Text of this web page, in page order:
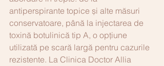
antiperspirante topice și alte măsuri
conservatoare, până la injectarea de
toxină botulinică tip A, o opțiune
utilizată pe scară largă pentru cazurile
rezistente. La Clinica Doctor Allia